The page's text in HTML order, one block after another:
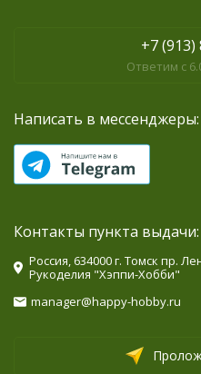
+7 (913)
Ответим с
Написать в мессенджеры:
Контакты пункта выдачи:
Россия, 634000 г. Томск пр.
Рукоделия "Хэппи-Хобби"
manager@happy-hobby.ru